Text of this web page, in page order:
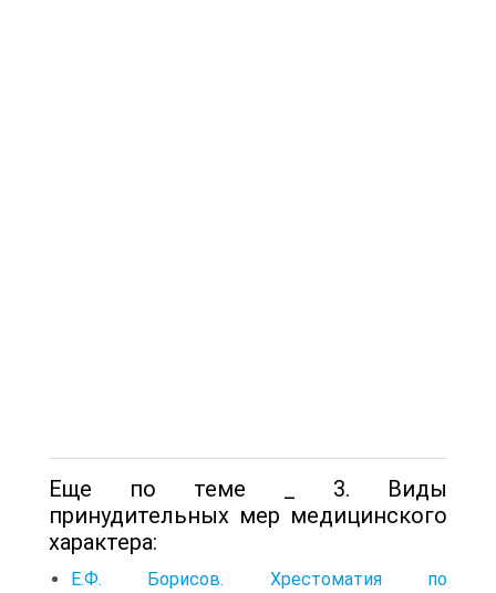
Еще по теме _ 3. Виды
принудительных мер медицинского
характера:
Е.Ф. Борисов. Хрестоматия по